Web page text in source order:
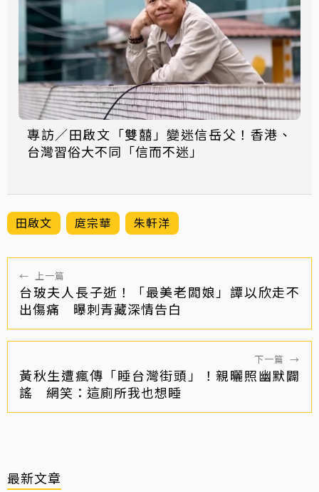
專訪／田啟文「雙囍」變迷信岳父！香港、
台灣習俗大不同「信而不迷」
田啟文 庹宗華 朱軒洋
← 上一篇
台玻夫人長子逝！「最美老闆娘」譚以欣走不
出傷痛 曝刺青藏深情告白
下一篇 →
黃秋生遭瘋傳「睡台灣街頭」！親曬照幽默闢
謠 網笑：這廁所我也想睡
最新文章